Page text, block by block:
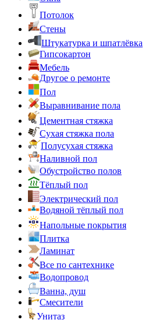
Потолок
Стены
Штукатурка и шпатлёвка
Гипсокартон
Мебель
Другое о ремонте
Пол
Выравнивание пола
Цементная стяжка
Сухая стяжка пола
Полусухая стяжка
Наливной пол
Обустройство полов
Тёплый пол
Электрический пол
Водяной тёплый пол
Напольные покрытия
Плитка
Ламинат
Все по сантехнике
Водопровод
Ванна, душ
Смесители
Унитаз